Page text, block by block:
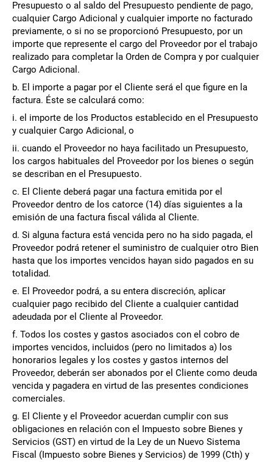
Presupuesto o al saldo del Presupuesto pendiente de pago,
cualquier Cargo Adicional y cualquier importe no facturado
previamente, o si no se proporcionó Presupuesto, por un
importe que represente el cargo del Proveedor por el trabajo
realizado para completar la Orden de Compra y por cualquier
Cargo Adicional.
b. El importe a pagar por el Cliente será el que figure en la
factura. Éste se calculará como:
i. el importe de los Productos establecido en el Presupuesto
y cualquier Cargo Adicional, o
ii. cuando el Proveedor no haya facilitado un Presupuesto,
los cargos habituales del Proveedor por los bienes o según
se describan en el Presupuesto.
c. El Cliente deberá pagar una factura emitida por el
Proveedor dentro de los catorce (14) días siguientes a la
emisión de una factura fiscal válida al Cliente.
d. Si alguna factura está vencida pero no ha sido pagada, el
Proveedor podrá retener el suministro de cualquier otro Bien
hasta que los importes vencidos hayan sido pagados en su
totalidad.
e. El Proveedor podrá, a su entera discreción, aplicar
cualquier pago recibido del Cliente a cualquier cantidad
adeudada por el Cliente al Proveedor.
f. Todos los costes y gastos asociados con el cobro de
importes vencidos, incluidos (pero no limitados a) los
honorarios legales y los costes y gastos internos del
Proveedor, deberán ser abonados por el Cliente como deuda
vencida y pagadera en virtud de las presentes condiciones
comerciales.
g. El Cliente y el Proveedor acuerdan cumplir con sus
obligaciones en relación con el Impuesto sobre Bienes y
Servicios (GST) en virtud de la Ley de un Nuevo Sistema
Fiscal (Impuesto sobre Bienes y Servicios) de 1999 (Cth) y